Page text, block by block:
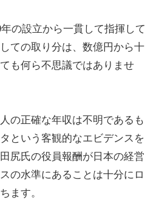
の設立から一貫して指揮して
ての取り分は、数億円から十
も何ら不思議ではありませ
の正確な年収は不明であるも
という客観的なエビデンスを
尻氏の役員報酬が日本の経営
の水準にあることは十分にロ
ます。